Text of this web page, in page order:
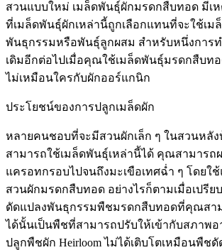
สวนแบบใหม่ เมล็ดพันธุ์ผักมรดกสืบทอด มีเ
ที่เมล็ดพันธุ์ผักเหล่านี้ถูกเลือกแทนที่จะใช้เม
พันธุกรรมหรือพันธุ์ลูกผสม สำหรับหนึ่งการ
เดิมอีกต่อไปเมื่อคุณใช้เมล็ดพันธุ์มรดกสืบท
ไม่เหมือนใครกับผักออร์แกนิก
ประโยชน์ของการปลูกเมล็ดผัก
หลายคนชอบที่จะมีสวนผักเล็ก ๆ ในสวนหลั
สามารถใช้เมล็ดพันธุ์เหล่านี้ได้ คุณสามารถ
แครอทกรอบไปจนถึงมะเขือเทศฉ่ำ ๆ โดยใ
สวนผักมรดกสืบทอด อย่างไรก็ตามเมื่อเปรีย
ดัดแปลงพันธุกรรมพืชมรดกสืบทอดที่คุณสาม
ได้นั้นเป็นพืชที่สามารถปรับให้เข้ากับสภาพ
ปลูกพืชผัก Heirloom ไม่ได้เติบโตเหมือนพืช